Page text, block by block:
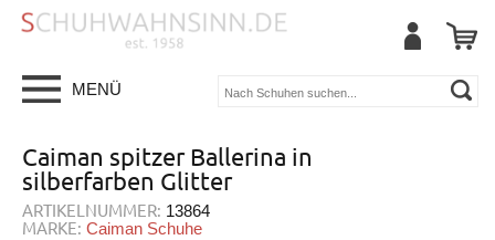
MENÜ
Caiman spitzer Ballerina in
silberfarben Glitter
ARTIKELNUMMER: 13864
MARKE: Caiman Schuhe